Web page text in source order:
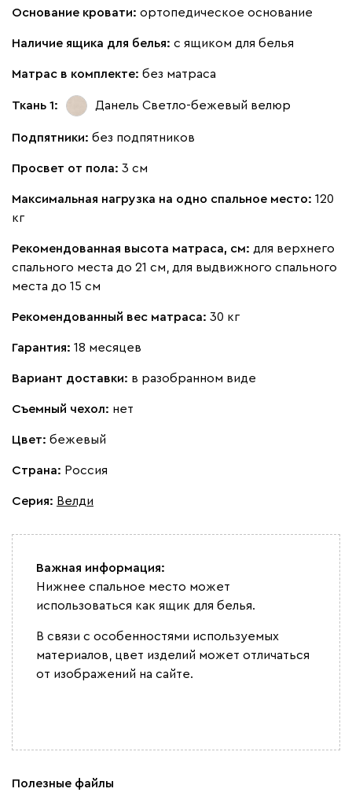
Основание кровати: ортопедическое основание
Наличие ящика для белья: с ящиком для белья
Матрас в комплекте: без матраса
Ткань 1: Данель Светло-бежевый велюр
Подпятники: без подпятников
Просвет от пола: 3 см
Максимальная нагрузка на одно спальное место: 120
кг
Рекомендованная высота матраса, см: для верхнего
спального места до 21 см, для выдвижного спального
места до 15 см
Рекомендованный вес матраса: 30 кг
Гарантия: 18 месяцев
Вариант доставки: в разобранном виде
Съемный чехол: нет
Цвет: бежевый
Страна: Россия
Серия: Велди
Важная информация:
Нижнее спальное место может
использоваться как ящик для белья.
В связи с особенностями используемых
материалов, цвет изделий может отличаться
от изображений на сайте.
Полезные файлы